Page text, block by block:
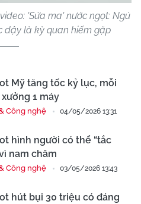
'Sứa ma' nước ngọt: Ngủ
dậy là kỳ quan hiếm gặp
Mỹ tăng tốc kỷ lục, mỗi
1 máy
Công nghệ 04/05/2026 13:31
hình người có thể “tắc
nam châm
Công nghệ 03/05/2026 13:43
hút bụi 30 triệu có đáng